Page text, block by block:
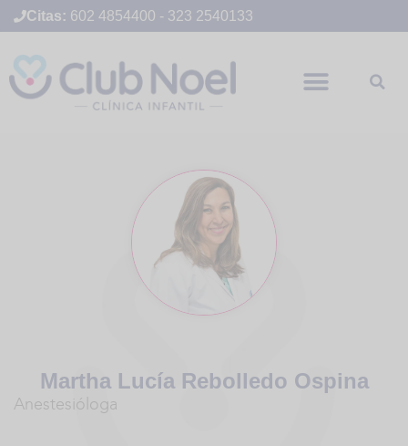
Citas: 602 4854400 - 323 2540133
Martha Lucía Rebolledo Ospina
Anestesióloga